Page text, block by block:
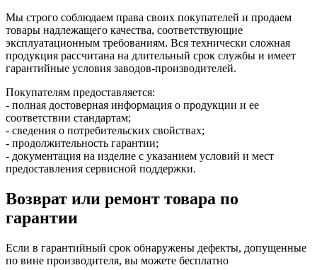
Мы строго соблюдаем права своих покупателей и продаем
товары надлежащего качества, соответствующие
эксплуатационным требованиям. Вся технически сложная
продукция рассчитана на длительный срок службы и имеет
гарантийные условия заводов-производителей.
Покупателям предоставляется:
- полная достоверная информация о продукции и ее
соответствии стандартам;
- сведения о потребительских свойствах;
- продолжительность гарантии;
- документация на изделие с указанием условий и мест
предоставления сервисной поддержки.
Возврат или ремонт товара по
гарантии
Если в гарантийный срок обнаружены дефекты, допущенные
по вине производителя, вы можете бесплатно